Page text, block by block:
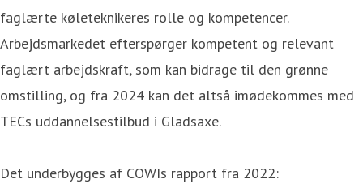
faglærte køleteknikeres rolle og kompetencer.
Arbejdsmarkedet efterspørger kompetent og relevant
faglært arbejdskraft, som kan bidrage til den grønne
omstilling, og fra 2024 kan det altså imødekommes med
TECs uddannelsestilbud i Gladsaxe.
Det underbygges af COWIs rapport fra 2022: